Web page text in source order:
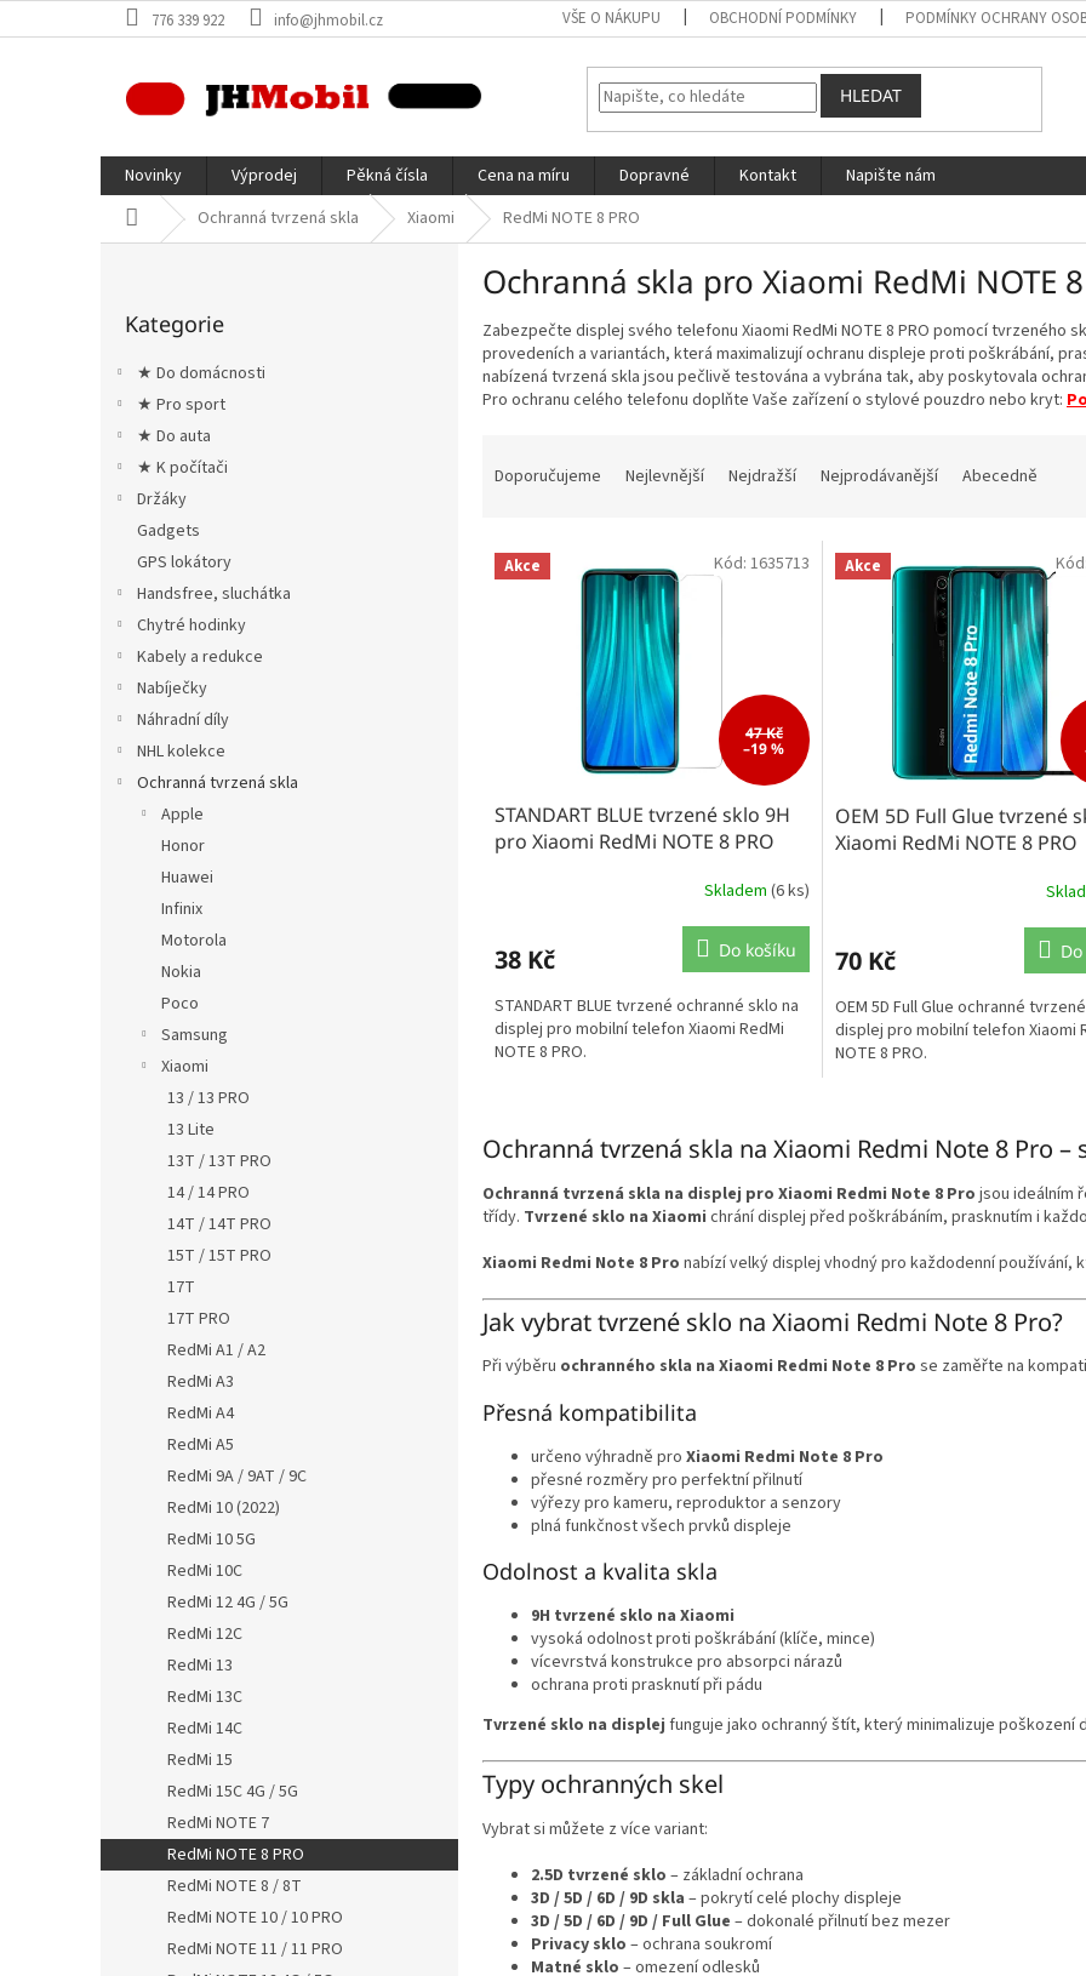
na
776 339 922 info@jhmobil.cz VŠE O NÁKUPU OBCHODNÍ PODMÍNKY PODMÍNKY OCHRANY
HLEDAT
Novinky Výprodej Pěkná čísla Cena na míru Dopravné Kontakt
Napište nám
Domů Ochranná tvrzená skla Xiaomi RedMi NOTE 8 PRO
kategorie
Kategorie
★ Do domácnosti
★ Pro sport
★ Do auta
★ K počítači
Držáky
Gadgets
GPS lokátory
Handsfree, sluchátka
Chytré hodinky
Kabely a redukce
Nabíječky
Náhradní díly
NHL kolekce
Ochranná tvrzená skla
Apple
Honor
Huawei
Infinix
Motorola
Nokia
Poco
Samsung
Xiaomi
13 / 13 PRO
13 Lite
13T / 13T PRO
14 / 14 PRO
14T / 14T PRO
15T / 15T PRO
17T
17T PRO
RedMi A1 / A2
RedMi A3
RedMi A4
RedMi A5
RedMi 9A / 9AT / 9C
RedMi 10 (2022)
RedMi 10 5G
RedMi 10C
RedMi 12 4G / 5G
RedMi 12C
RedMi 13
RedMi 13C
RedMi 14C
RedMi 15
RedMi 15C 4G / 5G
RedMi NOTE 7
RedMi NOTE 8 PRO
RedMi NOTE 8 / 8T
RedMi NOTE 10 / 10 PRO
RedMi NOTE 11 / 11 PRO
Ochranná skla pro Xiaomi RedMi NOTE
Zabezpečte displej svého telefonu Xiaomi RedMi NOTE 8 PRO pomocí tvrzeného
provedeních a variantách, která maximalizují ochranu displeje proti poškrábání,
nabízená tvrzená skla jsou pečlivě testována a vybrána tak, aby poskytovala
Pro ochranu celého telefonu doplňte Vaše zařízení o stylové pouzdro nebo kryt:
n
Doporučujeme Nejlevnější Nejdražší Nejprodávanější Abecedně
V Akce
47 Kč
–19 %
STANDART BLUE tvrzené sklo 9H
pro Xiaomi RedMi NOTE 8 PRO
Skladem (6 ks)
38 Kč Do košíku
STANDART BLUE tvrzené ochranné sklo na
displej pro mobilní telefon Xiaomi RedMi
NOTE 8 PRO.
Kód: 1635713 Akce
OEM 5D Full Glue tvrzené
Xiaomi RedMi NOTE 8 PRO
70 Kč
OEM 5D Full Glue ochranné
displej pro mobilní telefon Xiaomi
NOTE 8 PRO.
v
l
d
a
c
í
p
r
v
k
Ochranná tvrzená skla na Xiaomi Redmi Note 8 Pro
Ochranná tvrzená skla na displej pro Xiaomi Redmi Note 8 Pro jsou ideálním
třídy. Tvrzené sklo na Xiaomi chrání displej před poškrábáním, prasknutím i
Xiaomi Redmi Note 8 Pro nabízí velký displej vhodný pro každodenní používání,
Jak vybrat tvrzené sklo na Xiaomi Redmi Note 8 Pro?
Při výběru ochranného skla na Xiaomi Redmi Note 8 Pro se zaměřte na
Přesná kompatibilita
určeno výhradně pro Xiaomi Redmi Note 8 Pro
přesné rozměry pro perfektní přilnutí
výřezy pro kameru, reproduktor a senzory
plná funkčnost všech prvků displeje
Odolnost a kvalita skla
9H tvrzené sklo na Xiaomi
vysoká odolnost proti poškrábání (klíče, mince)
vícevrstvá konstrukce pro absorpci nárazů
ochrana proti prasknutí při pádu
Tvrzené sklo na displej funguje jako ochranný štít, který minimalizuje poškození
Typy ochranných skel
Vybrat si můžete z více variant:
2.5D tvrzené sklo – základní ochrana
3D / 5D / 6D / 9D skla – pokrytí celé plochy displeje
3D / 5D / 6D / 9D / Full Glue – dokonalé přilnutí bez mezer
Privacy sklo – ochrana soukromí
Matné sklo – omezení odlesků